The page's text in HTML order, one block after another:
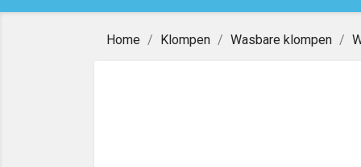
Home Klompen Wasbare klompen